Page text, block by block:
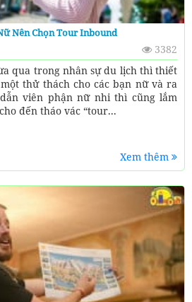
Nên Chọn Tour Inbound
3382
qua trong nhân sự du lịch thì thiết
thử thách cho các bạn nữ và ra
viên phận nữ nhi thì cũng lắm
đến tháo vác “tour...
Xem thêm